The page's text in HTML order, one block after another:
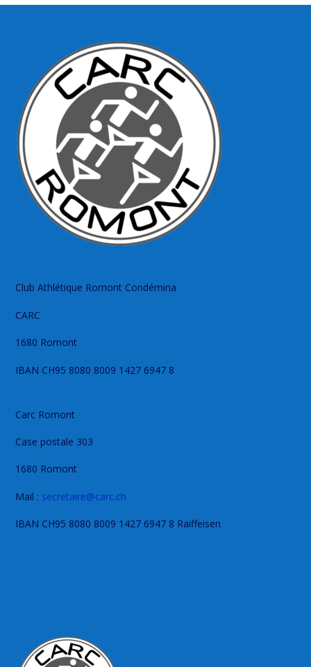
Club Athlétique Romont Condémina
CARC
1680 Romont
IBAN CH95 8080 8009 1427 6947 8
Carc Romont
Case postale 303
1680 Romont
Mail : secretaire@carc.ch
IBAN CH95 8080 8009 1427 6947 8 Raiffeisen